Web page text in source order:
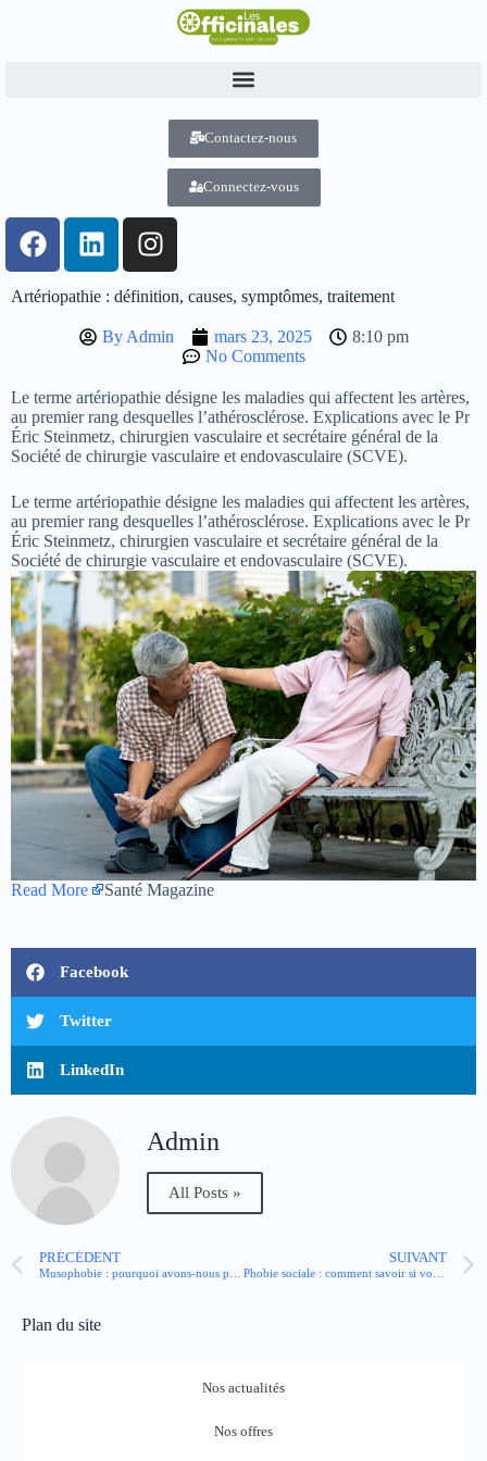
Contactez-nous
Connectez-vous
Artériopathie : définition, causes, symptômes, traitement
ByAdmin mars 23, 2025
8:10 pm
No Comments
Le terme artériopathie désigne les maladies qui affectent les artères,
au premier rang desquelles l’athérosclérose. Explications avec le Pr
Éric Steinmetz, chirurgien vasculaire et secrétaire général de la
Société de chirurgie vasculaire et endovasculaire (SCVE).
Le terme artériopathie désigne les maladies qui affectent les artères,
au premier rang desquelles l’athérosclérose. Explications avec le Pr
Éric Steinmetz, chirurgien vasculaire et secrétaire général de la
Société de chirurgie vasculaire et endovasculaire (SCVE).
Read More Santé Magazine
Facebook
Twitter
LinkedIn
Admin
All Posts »
PRÉCÉDENT SUIVANT
Plan du site
Nos actualités
Nos offres